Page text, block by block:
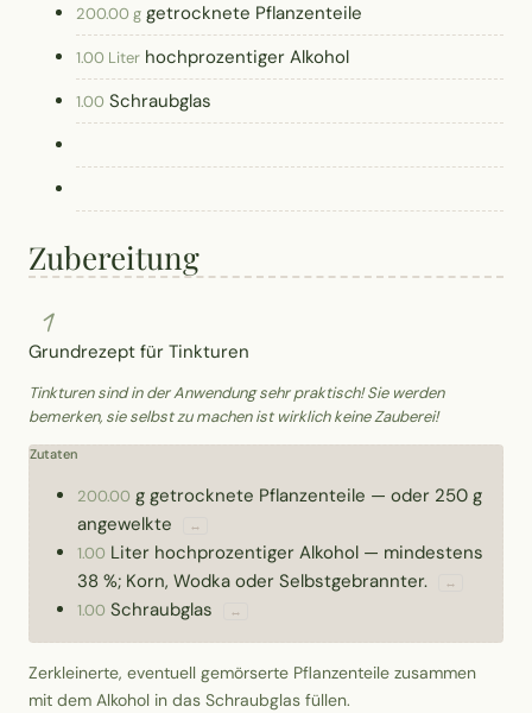
200.00 g getrocknete Pflanzenteile
1.00 Liter hochprozentiger Alkohol
1.00 Schraubglas
Zubereitung
1
Grundrezept für Tinkturen
Tinkturen sind in der Anwendung sehr praktisch! Sie werden
bemerken, sie selbst zu machen ist wirklich keine Zauberei!
Zutaten
200.00 g getrocknete Pflanzenteile — oder 250 g
angewelkte
↔
1.00 Liter hochprozentiger Alkohol — mindestens
38 %; Korn, Wodka oder Selbstgebrannter.
↔
1.00 Schraubglas ↔
Zerkleinerte, eventuell gemörserte Pflanzenteile zusammen
mit dem Alkohol in das Schraubglas füllen.